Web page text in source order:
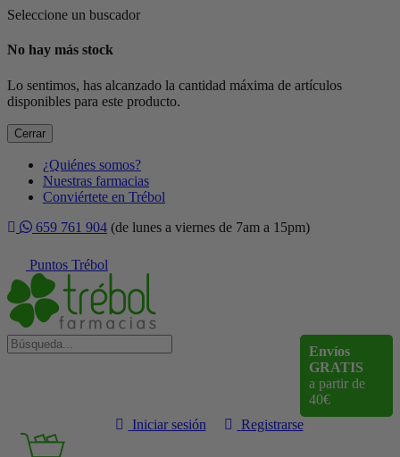
Seleccione un buscador
No hay más stock
Lo sentimos, has alcanzado la cantidad máxima de artículos
disponibles para este producto.
Cerrar
¿Quiénes somos?
Nuestras farmacias
Conviértete en Trébol
659 761 904 (de lunes a viernes de 7am a 15pm)
Puntos Trébol
Envíos
GRATIS
a partir de
40€
Iniciar sesión
Registrarse